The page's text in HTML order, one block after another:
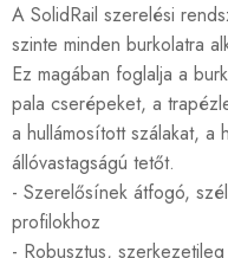
A SolidRail szerelési
szinte minden burkolatra
Ez magában foglalja a
pala cserépeket, a
a hullámosított szálakat, a
állóvastagságú tetőt.
- Szerelősínek átfogó,
profilokhoz
- Robusztus,